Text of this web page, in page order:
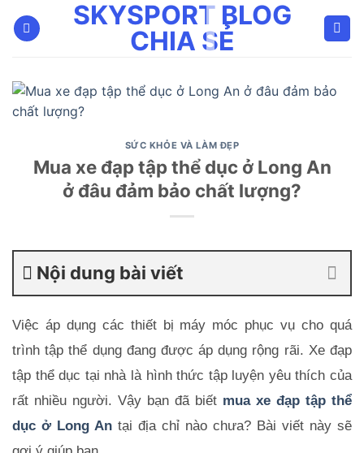
qua
SKYSPORT BLOG
CHIA SẺ
SỨC KHỎE VÀ LÀM ĐẸP
Mua xe đạp tập thể dục ở Long An
ở đâu đảm bảo chất lượng?
Nội dung bài viết
Việc áp dụng các thiết bị máy móc phục vụ cho quá
trình tập thể dụng đang được áp dụng rộng rãi. Xe đạp
tập thể dục tại nhà là hình thức tập luyện yêu thích của
rất nhiều người. Vậy bạn đã biết mua xe đạp tập thể
dục ở Long An tại địa chỉ nào chưa? Bài viết này sẽ